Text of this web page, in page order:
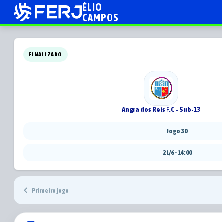
ÉLIO
CAMPOS
FINALIZADO
Angra dos Reis F.C - Sub-13
Jogo 30
21/6 - 14:00
chevron_left Primeiro jogo